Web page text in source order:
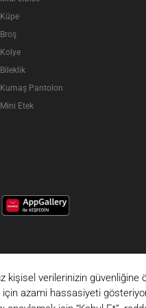
Küpe
Broş
Kolye
Bileklik
Kumaş Pantolon
Mini Etek